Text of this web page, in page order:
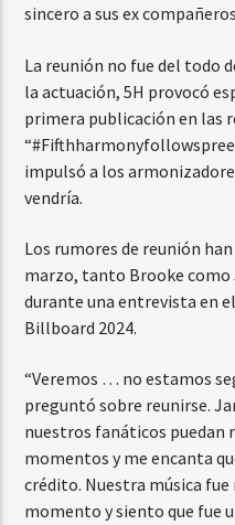
sincero a sus ex
La reunión no fue del todo
la actuación, 5H provocó
primera publicación en las
impulsó a los
vendría.
Los rumores de reunión
marzo, tanto Brooke
durante una entrevista en
Billboard 2024.
“Veremos … no estamos
preguntó sobre reunirse.
nuestros fanáticos puedan
momentos y me encanta
crédito. Nuestra música
momento y siento que fue